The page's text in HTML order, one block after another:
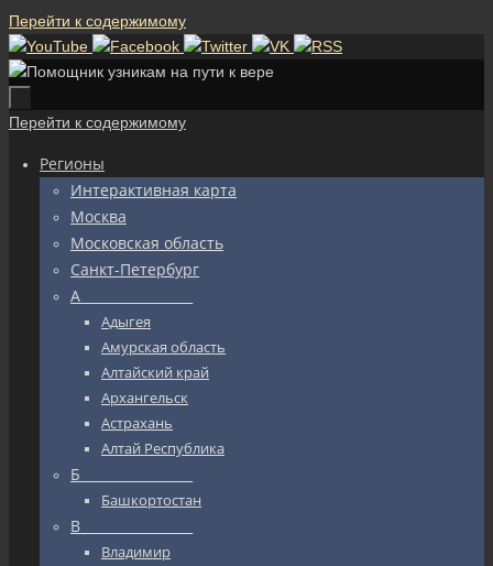
Перейти к содержимому
Перейти к содержимому
Регионы
Интерактивная карта
Москва
Московская область
Санкт-Петербург
А_________________
Адыгея
Амурская область
Алтайский край
Архангельск
Астрахань
Алтай Республика
Б_________________
Башкортостан
В_________________
Владимир